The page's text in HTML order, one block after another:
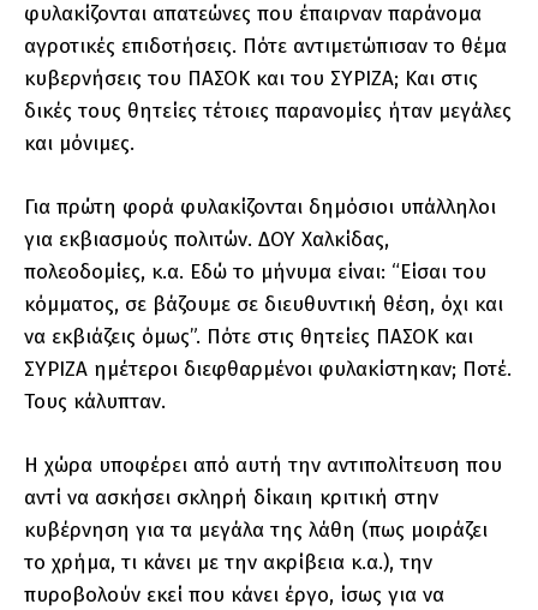
φυλακίζονται απατεώνες που έπαιρναν παράνομα
αγροτικές επιδοτήσεις. Πότε αντιμετώπισαν το θέμα
κυβερνήσεις του ΠΑΣΟΚ και του ΣΥΡΙΖΑ; Και στις
δικές τους θητείες τέτοιες παρανομίες ήταν μεγάλες
και μόνιμες.
Για πρώτη φορά φυλακίζονται δημόσιοι υπάλληλοι
για εκβιασμούς πολιτών. ΔΟΥ Χαλκίδας,
πολεοδομίες, κ.α. Εδώ το μήνυμα είναι: “Είσαι του
κόμματος, σε βάζουμε σε διευθυντική θέση, όχι και
να εκβιάζεις όμως”. Πότε στις θητείες ΠΑΣΟΚ και
ΣΥΡΙΖΑ ημέτεροι διεφθαρμένοι φυλακίστηκαν; Ποτέ.
Τους κάλυπταν.
Η χώρα υποφέρει από αυτή την αντιπολίτευση που
αντί να ασκήσει σκληρή δίκαιη κριτική στην
κυβέρνηση για τα μεγάλα της λάθη (πως μοιράζει
το χρήμα, τι κάνει με την ακρίβεια κ.α.), την
πυροβολούν εκεί που κάνει έργο, ίσως για να